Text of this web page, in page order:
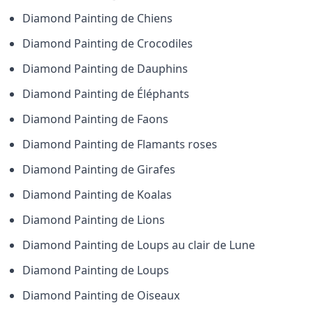
Diamond Painting de Chiens
Diamond Painting de Crocodiles
Diamond Painting de Dauphins
Diamond Painting de Éléphants
Diamond Painting de Faons
Diamond Painting de Flamants roses
Diamond Painting de Girafes
Diamond Painting de Koalas
Diamond Painting de Lions
Diamond Painting de Loups au clair de Lune
Diamond Painting de Loups
Diamond Painting de Oiseaux